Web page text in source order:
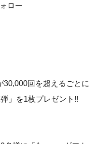
ロー
30,000回を超えるごとに
」を1枚プレゼント!!